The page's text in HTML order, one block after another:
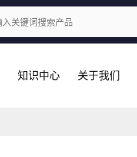
知识中心 关于我们